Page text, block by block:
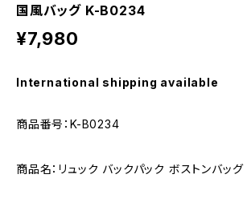
国風バッグ K-B0234
¥7,980
International shipping available
商品番号：K-B0234
商品名：リュック バックパック ボストンバッグ